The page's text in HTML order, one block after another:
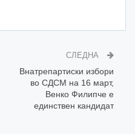
СЛЕДНА
Внатрепартиски избори
во СДСМ на 16 март,
Венко Филипче е
единствен кандидат